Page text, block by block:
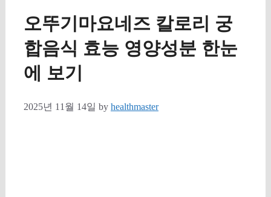
오뚜기마요네즈 칼로리 궁
합음식 효능 영양성분 한눈
에 보기
2025년 11월 14일 by healthmaster